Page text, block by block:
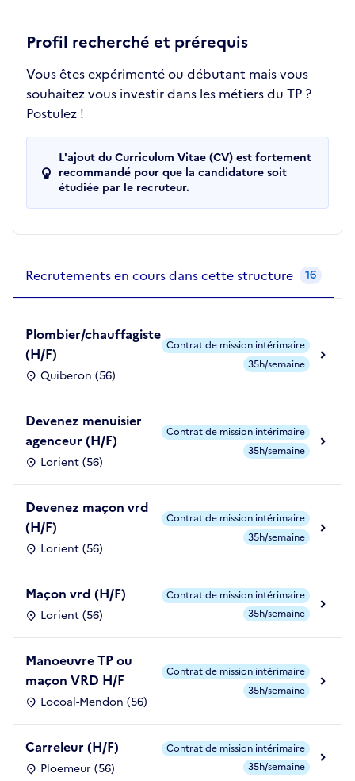
Profil recherché et prérequis
Vous êtes expérimenté ou débutant mais vous
souhaitez vous investir dans les métiers du TP ?
Postulez !
L'ajout du Curriculum Vitae (CV) est fortement
recommandé pour que la candidature soit
étudiée par le recruteur.
Recrutements en cours dans cette structure 16
Plombier/chauffagiste
(H/F)
Quiberon (56)
Contrat de mission intérimaire
35h/semaine
Devenez menuisier
agenceur (H/F)
Lorient (56)
Contrat de mission intérimaire
35h/semaine
Devenez maçon vrd
(H/F)
Lorient (56)
Contrat de mission intérimaire
35h/semaine
Maçon vrd (H/F)
Lorient (56)
Contrat de mission intérimaire
35h/semaine
Manoeuvre TP ou
maçon VRD H/F
Locoal-Mendon (56)
Contrat de mission intérimaire
35h/semaine
Carreleur (H/F)
Ploemeur (56)
Contrat de mission intérimaire
35h/semaine